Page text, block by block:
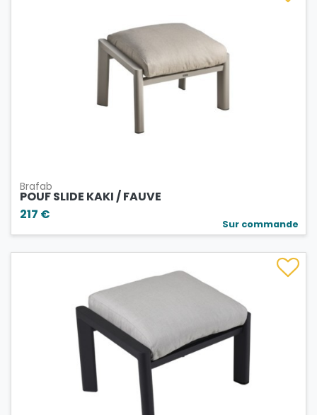
Brafab
POUF SLIDE KAKI / FAUVE
217 €
Sur commande